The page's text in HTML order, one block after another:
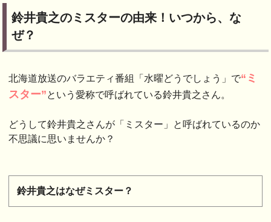
鈴井貴之のミスターの由来！いつから、な
ぜ？
北海道放送のバラエティ番組「水曜どうでしょう」で“ミ
スター”という愛称で呼ばれている鈴井貴之さん。
どうして鈴井貴之さんが「ミスター」と呼ばれているのか
不思議に思いませんか？
鈴井貴之はなぜミスター？